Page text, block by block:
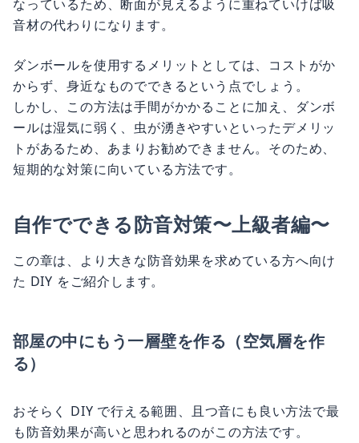
なっているため、断面が見えるように重ねていけば吸
音材の代わりになります。
ダンボールを使用するメリットとしては、コストがか
からず、身近なものでできるという点でしょう。
しかし、この方法は手間がかかることに加え、ダンボ
ールは湿気に弱く、虫が湧きやすいといったデメリッ
トがあるため、あまりお勧めできません。そのため、
短期的な対策に向いている方法です。
自作でできる防音対策〜上級者編〜
この章は、より大きな防音効果を求めている方へ向け
た DIY をご紹介します。
部屋の中にもう一層壁を作る（空気層を作
る）
おそらく DIY で行える範囲、且つ音にも良い方法で最
も防音効果が高いと思われるのがこの方法です。